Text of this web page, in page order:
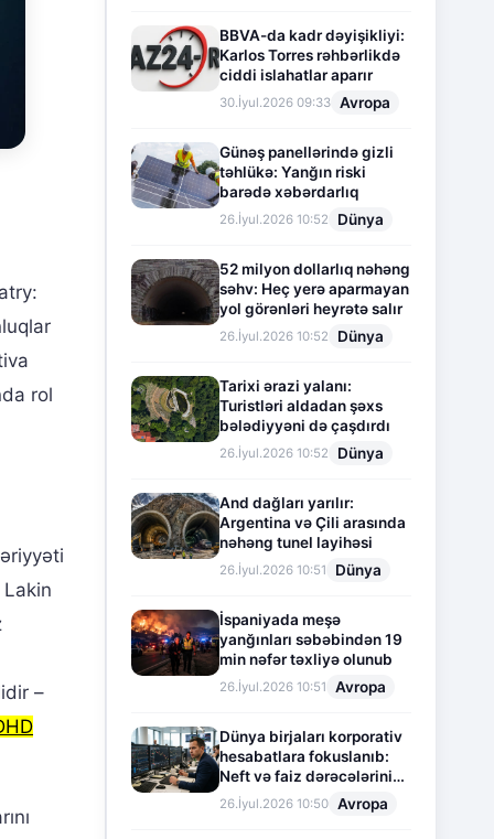
rol
–
BBVA-da kadr dəyişikliyi:
Karlos Torres rəhbərlikdə
ciddi islahatlar aparır
30.İyul.2026 09:33 Avropa
Günəş panellərində gizli
təhlükə: Yanğın riski
barədə xəbərdarlıq
26.İyul.2026 10:52 Dünya
52 milyon dollarlıq nəhəng
səhv: Heç yerə aparmayan
yol görənləri heyrətə salır
26.İyul.2026 10:52 Dünya
Tarixi ərazi yalanı:
Turistləri aldadan şəxs
bələdiyyəni də çaşdırdı
26.İyul.2026 10:52 Dünya
And dağları yarılır:
Argentina və Çili arasında
nəhəng tunel layihəsi
26.İyul.2026 10:51 Dünya
İspaniyada meşə
yanğınları səbəbindən 19
min nəfər təxliyə olunub
26.İyul.2026 10:51 Avropa
Dünya birjaları korporativ
hesabatlara fokuslanıb:
Neft və faiz dərəcələrinin
təsiri altında cari vəziyyət
26.İyul.2026 10:50 Avropa